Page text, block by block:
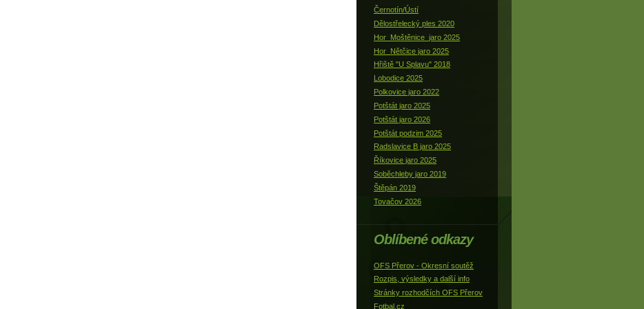
Černotín/Ústí
Dělostřelecký ples 2020
Hor_Moštěnice_jaro 2025
Hor_Nětčice jaro 2025
Hřiště "U Splavu" 2018
Lobodice 2025
Polkovice jaro 2022
Potštát jaro 2025
Potštát jaro 2026
Potštát podzim 2025
Radslavice B jaro 2025
Říkovice jaro 2025
Soběchleby jaro 2019
Štěpán 2019
Tovačov 2026
Oblíbené odkazy
OFS Přerov - Okresní soutěž
Rozpis, výsledky a další info
Stránky rozhodčích OFS Přerov
Fotbal.cz